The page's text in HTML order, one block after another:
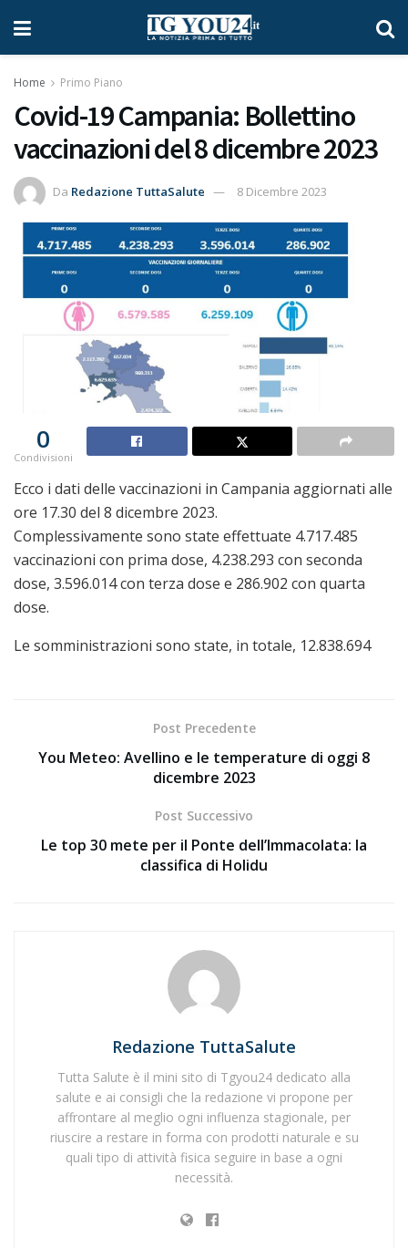
Home Primo Piano
Covid-19 Campania: Bollettino
vaccinazioni del 8 dicembre 2023
Da Redazione TuttaSalute 8 Dicembre 2023
0
Condivisioni
Ecco i dati delle vaccinazioni in Campania aggiornati alle
ore 17.30 del 8 dicembre 2023.
Complessivamente sono state effettuate 4.717.485
vaccinazioni con prima dose, 4.238.293 con seconda
dose, 3.596.014 con terza dose e 286.902 con quarta
dose.
Le somministrazioni sono state, in totale, 12.838.694
Post Precedente
You Meteo: Avellino e le temperature di oggi 8
dicembre 2023
Post Successivo
Le top 30 mete per il Ponte dell’Immacolata: la
classifica di Holidu
Redazione TuttaSalute
Tutta Salute è il mini sito di Tgyou24 dedicato alla
salute e ai consigli che la redazione vi propone per
affrontare al meglio ogni influenza stagionale, per
riuscire a restare in forma con prodotti naturale e su
quali tipo di attività fisica seguire in base a ogni
necessità.